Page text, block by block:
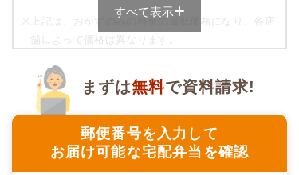
二色豆（黒豆・白花豆）
栄養素
※メニューの補足
-
アジと茄子の胡麻味噌だれ
※
上記は、おかずのみの料金の最低価格になり、各店
舗によって価格は異なります。
お問合せください。
ムース食の栄養素例
品数 4品
すべて表示
郵便番号を入力して
お届け可能な宅配弁当を確認
まずは無料で資料請求!